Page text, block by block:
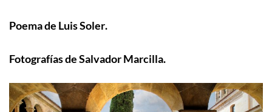
Poema de Luis Soler.
Fotografías deSalvador Marcilla.